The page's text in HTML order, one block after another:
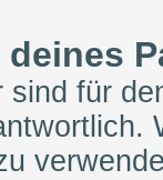
deines
sind für